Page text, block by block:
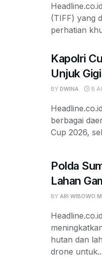
(TIFF) yang
perhatian
Kapolri
Unjuk
BY DWINA 8
berbagai
Cup 2026,
Polda
Lahan
BY ARI WIBOWO
hutan dan
drone